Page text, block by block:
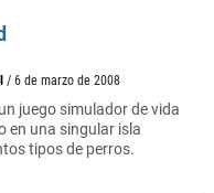
/ 6 de marzo de 2008
juego simulador de vida
en una singular isla
tipos de perros.